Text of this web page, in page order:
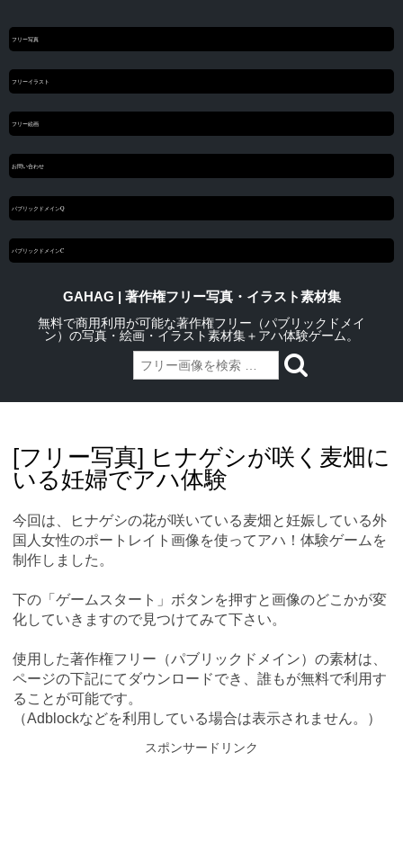
フリー写真
フリーイラスト
フリー絵画
お問い合わせ
パブリックドメインQ
パブリックドメインC
GAHAG | 著作権フリー写真・イラスト素材集
無料で商用利用が可能な著作権フリー（パブリックドメイ
ン）の写真・絵画・イラスト素材集＋アハ体験ゲーム。
content[フリー写真] ヒナゲシが咲く麦畑に
いる妊婦でアハ体験
今回は、ヒナゲシの花が咲いている麦畑と妊娠している外
国人女性のポートレイト画像を使ってアハ！体験ゲームを
制作しました。
下の「ゲームスタート」ボタンを押すと画像のどこかが変
化していきますので見つけてみて下さい。
使用した著作権フリー（パブリックドメイン）の素材は、
ページの下記にてダウンロードでき、誰もが無料で利用す
ることが可能です。
（Adblockなどを利用している場合は表示されません。）
スポンサードリンク